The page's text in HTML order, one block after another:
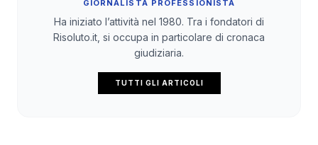
GIORNALISTA PROFESSIONISTA
Ha iniziato l’attività nel 1980. Tra i fondatori di
Risoluto.it, si occupa in particolare di cronaca
giudiziaria.
TUTTI GLI ARTICOLI